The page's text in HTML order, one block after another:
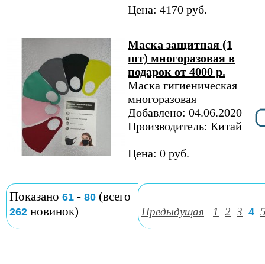
Цена: 4170 руб.
Маска защитная (1
шт) многоразовая в
подарок от 4000 р.
Маска гигиеническая
многоразовая
Добавлено: 04.06.2020
Производитель: Китай
Цена: 0 руб.
Показано 61 - 80 (всего
262 новинок) Предыдущая 1 2 3 4